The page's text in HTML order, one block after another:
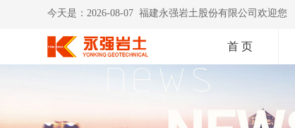
今天是：2026-08-07 福建永强岩土股份有限公司欢迎您
首 页